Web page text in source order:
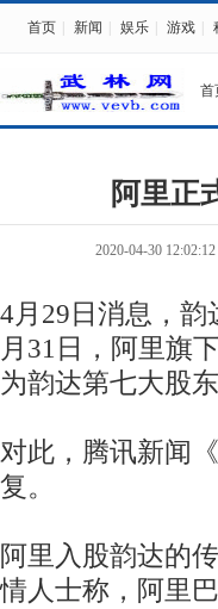
首页 新闻 娱乐 游戏
首
阿里正
2020-04-30 12:02:12
4月29日消息，
月31日，阿里旗
为韵达第七大股
对此，腾讯新闻
复。
阿里入股韵达的
情人士称，阿里